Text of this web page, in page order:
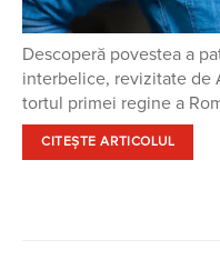
Descoperă povestea a
interbelice, revizitate de
tortul primei regine a
CITEȘTE ARTICOLUL